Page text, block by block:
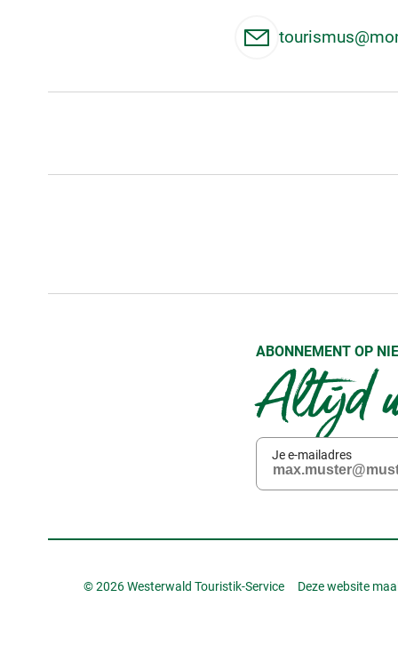
ABONNEMENT OP
Altijd
Je e-mailadres
© 2026 Westerwald Touristik-Service Deze website